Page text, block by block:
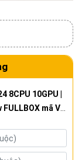
8CPU 10GPU |
FULLBOX mã VN